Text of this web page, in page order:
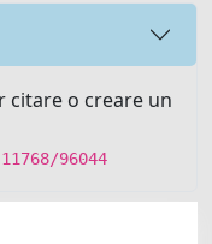
citare o creare un
96044